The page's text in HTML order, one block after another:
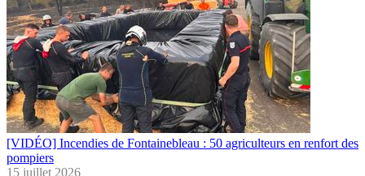
[VIDÉO] Incendies de Fontainebleau : 50 agriculteurs en renfort des
pompiers
15 juillet 2026